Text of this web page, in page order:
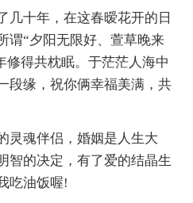
几十年，在这春暧花开的日
谓“夕阳无限好、萱草晚来
修得共枕眠。于茫茫人海中
段缘，祝你俩幸福美满，共
灵魂伴侣，婚姻是人生大
智的决定，有了爱的结晶生
吃油饭喔!